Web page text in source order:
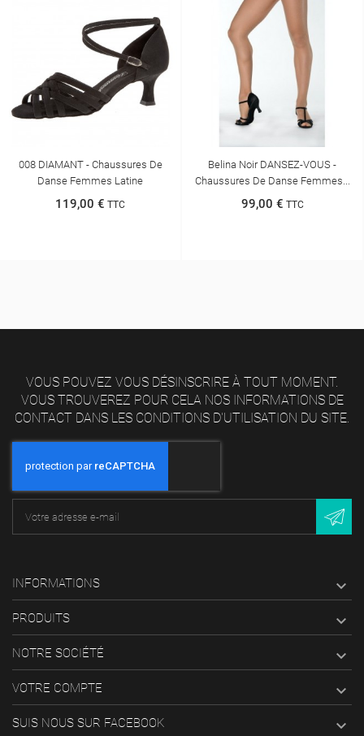
008 DIAMANT - Chaussures De
Danse Femmes Latine
119,00 € TTC
Belina Noir DANSEZ-VOUS -
Chaussures De Danse Femmes...
99,00 € TTC
VOUS POUVEZ VOUS DÉSINSCRIRE À TOUT MOMENT.
VOUS TROUVEREZ POUR CELA NOS INFORMATIONS DE
CONTACT DANS LES CONDITIONS D'UTILISATION DU SITE.
INFORMATIONS 
PRODUITS 
NOTRE SOCIÉTÉ 
VOTRE COMPTE 
SUIS NOUS SUR FACEBOOK 